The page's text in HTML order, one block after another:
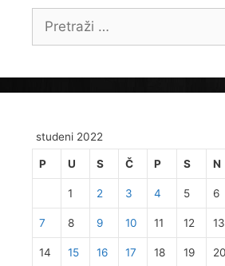
studeni 2022
P U S Č P S N
1 2 3 4 5 6
7 8 9 10 11 12 13
14 15 16 17 18 19 20